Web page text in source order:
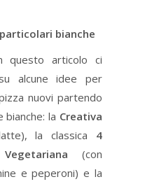
bianche
questo articolo ci
alcune idee per
nuovi partendo
la Creativa
la classica 4
Vegetariana (con
e peperoni) e la